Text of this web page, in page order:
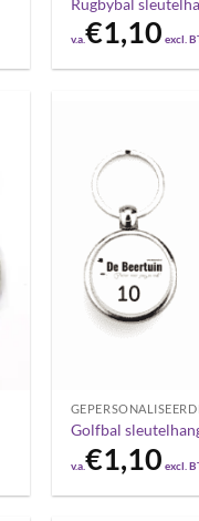
v.a.€1,10 excl.
Golfbal
v.a.€1,10 excl.